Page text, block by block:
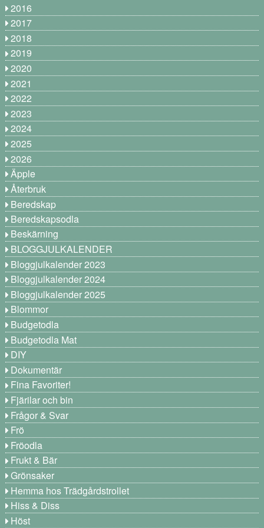
2016
2017
2018
2019
2020
2021
2022
2023
2024
2025
2026
Äpple
Återbruk
Beredskap
Beredskapsodla
Beskärning
BLOGGJULKALENDER
Bloggjulkalender 2023
Bloggjulkalender 2024
Bloggjulkalender 2025
Blommor
Budgetodla
Budgetodla Mat
DIY
Dokumentär
Fina Favoriter!
Fjärilar och bin
Frågor & Svar
Frö
Fröodla
Frukt & Bär
Grönsaker
Hemma hos Trädgårdstrollet
Hiss & Diss
Höst